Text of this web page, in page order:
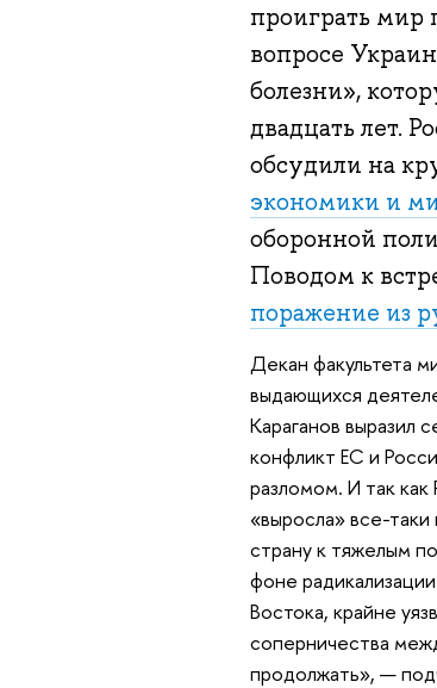
проиграть мир
вопросе
болезни»,
двадцать лет.
обсудили на
экономики и
оборонной
Поводом к
поражение из
Декан факультета
выдающихся
Караганов выразил
конфликт ЕС и
разломом. И так
«выросла» все-
страну к тяжелым
фоне
Востока, крайне
соперничества
продолжать», —